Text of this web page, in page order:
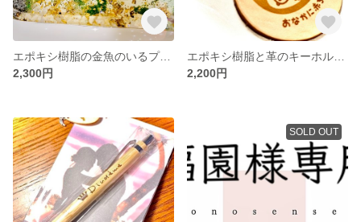
エポキシ樹脂の金魚のいるプレート
2,300円
2,200円
SOLD OUT